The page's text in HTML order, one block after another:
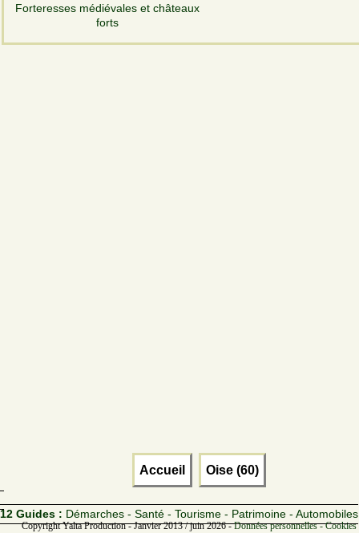
Forteresses médiévales et châteaux
forts
Accueil Oise (60)
12 Guides : Démarches - Santé - Tourisme - Patrimoine - Automobiles
Copyright Yalta Production - Janvier 2013 / juin 2026 -Données personnelles -